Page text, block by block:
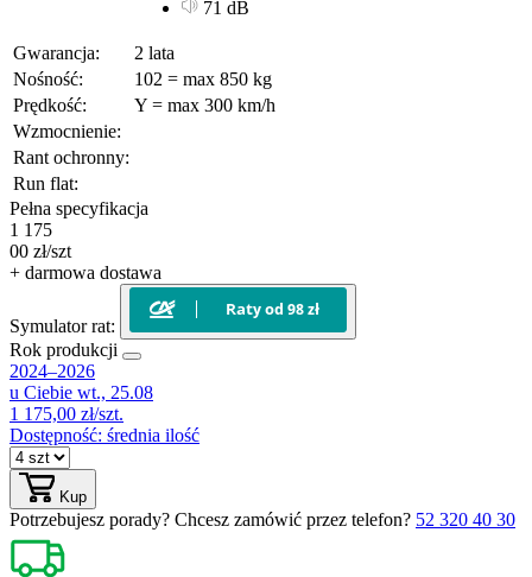
71 dB
Gwarancja:
2 lata
Nośność:
102 = max 850 kg
Prędkość:
Y = max 300 km/h
Wzmocnienie:
Rant ochronny:
Run flat:
Pełna specyfikacja
1 175
00 zł/szt
+ darmowa dostawa
Symulator rat:
Rok produkcji
2024–2026
u Ciebie wt., 25.08
1 175,00 zł/szt.
Dostępność: średnia ilość
Kup
Potrzebujesz porady? Chcesz zamówić przez telefon? 52 320 40 30